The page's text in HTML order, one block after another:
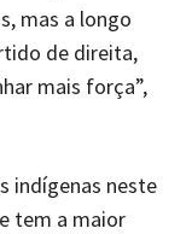
mas a longo
de direita,
mais força”,
indígenas neste
tem a maior